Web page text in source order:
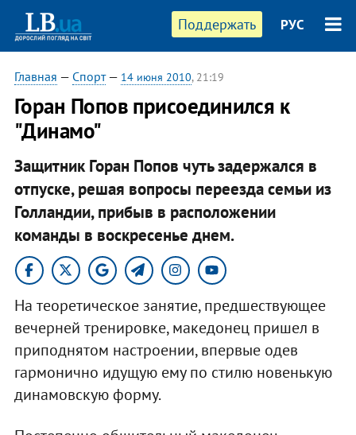
Поддержать РУС
Главная — Спорт— 14 июня 2010, 21:19
Горан Попов присоединился к
"Динамо"
Защитник Горан Попов чуть задержался в
отпуске, решая вопросы переезда семьи из
Голландии, прибыв в расположении
команды в воскресенье днем.
На теоретическое занятие, предшествующее
вечерней тренировке, македонец пришел в
приподнятом настроении, впервые одев
гармонично идущую ему по стилю новенькую
динамовскую форму.